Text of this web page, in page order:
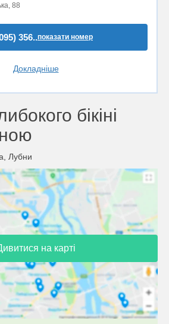
88
356..показати номер
Докладніше
бікіні
Лубни
на карті